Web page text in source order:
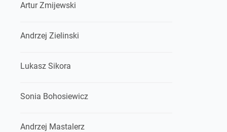
Artur Zmijewski
Andrzej Zielinski
Lukasz Sikora
Sonia Bohosiewicz
Andrzej Mastalerz